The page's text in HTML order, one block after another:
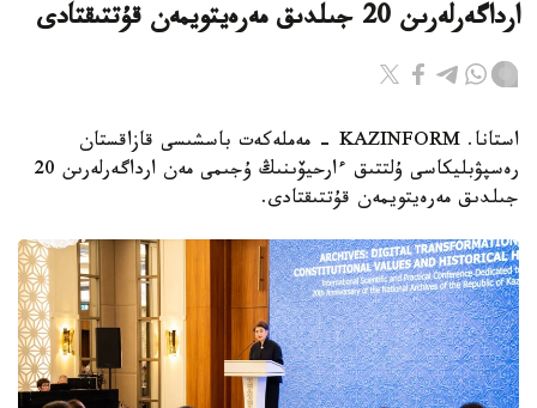
ارداگەرلەرىن 20 جىلدىق مەرەيتويمەن قۇتتىقتادى
استانا. KAZINFORM - مەملەكەت باسشىسى قازاقستان
رەسپۋبليكاسى ۇلتتىق ءارحيۆىنىڭ ۇجىمى مەن ارداگەرلەرىن 20
جىلدىق مەرەيتويمەن قۇتتىقتادى.